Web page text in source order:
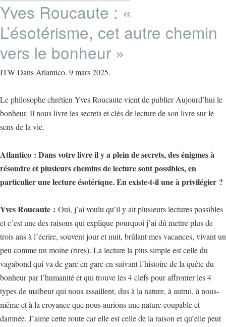
Yves Roucaute : «
L’ésotérisme, cet autre chemin
vers le bonheur »
ITW Dans Atlantico. 9 mars 2025.
Le philosophe chrétien Yves Roucaute vient de publier Aujourd’hui le
bonheur. Il nous livre les secrets et clés de lecture de son livre sur le
sens de la vie.
Atlantico : Dans votre livre il y a plein de secrets, des énigmes à
résoudre et plusieurs chemins de lecture sont possibles, en
particulier une lecture ésotérique. En existe-t-il une à privilégier ?
Yves Roucaute : Oui, j’ai voulu qu’il y ait plusieurs lectures possibles
et c’est une des raisons qui explique pourquoi j’ai dû mettre plus de
trois ans à l’écrire, souvent jour et nuit, brûlant mes vacances, vivant un
peu comme un moine (rires). La lecture la plus simple est celle du
vagabond qui va de gare en gare en suivant l’histoire de la quête du
bonheur par l’humanité et qui trouve les 4 clefs pour affronter les 4
types de malheur qui nous assaillent, dus à la nature, à autrui, à nous-
même et à la croyance que nous aurions une nature coupable et
damnée. J’aime cette route car elle est celle de la raison et qu’elle peut